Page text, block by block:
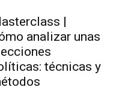
|
analizar unas
técnicas y